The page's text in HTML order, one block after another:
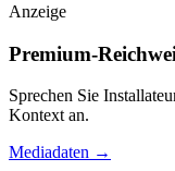
Anzeige
Premium-
Sprechen Sie
Kontext an.
Mediadaten →